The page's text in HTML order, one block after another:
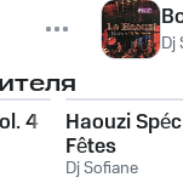
Dj
4
Haouzi
Fêtes
Dj Sofiane